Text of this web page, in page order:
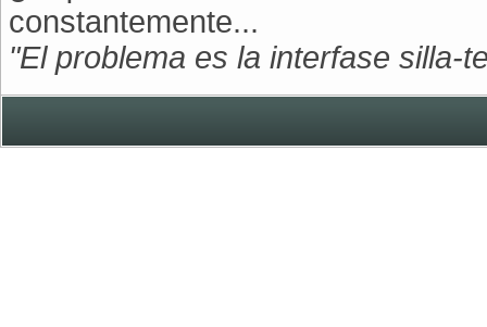
constantemente...
"El problema es la interfase silla-